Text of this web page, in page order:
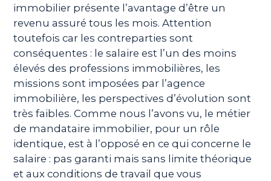
immobilier présente l’avantage d’être un
revenu assuré tous les mois. Attention
toutefois car les contreparties sont
conséquentes : le salaire est l’un des moins
élevés des professions immobilières, les
missions sont imposées par l’agence
immobilière, les perspectives d’évolution sont
très faibles. Comme nous l’avons vu, le métier
de mandataire immobilier, pour un rôle
identique, est à l’opposé en ce qui concerne le
salaire : pas garanti mais sans limite théorique
et aux conditions de travail que vous